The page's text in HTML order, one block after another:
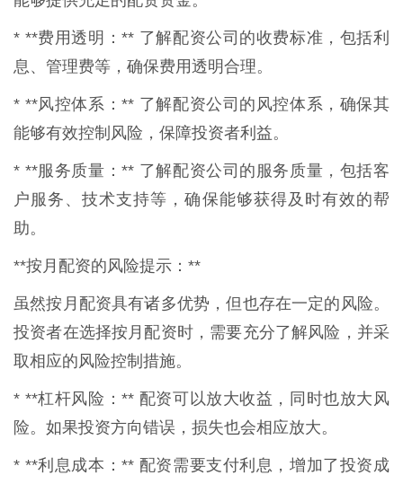
* **费用透明：** 了解配资公司的收费标准，包括利
息、管理费等，确保费用透明合理。
* **风控体系：** 了解配资公司的风控体系，确保其
能够有效控制风险，保障投资者利益。
* **服务质量：** 了解配资公司的服务质量，包括客
户服务、技术支持等，确保能够获得及时有效的帮
助。
**按月配资的风险提示：**
虽然按月配资具有诸多优势，但也存在一定的风险。
投资者在选择按月配资时，需要充分了解风险，并采
取相应的风险控制措施。
* **杠杆风险：** 配资可以放大收益，同时也放大风
险。如果投资方向错误，损失也会相应放大。
* **利息成本：** 配资需要支付利息，增加了投资成